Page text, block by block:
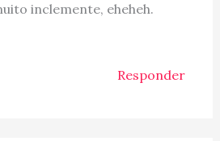
inclemente, eheheh.
Responder